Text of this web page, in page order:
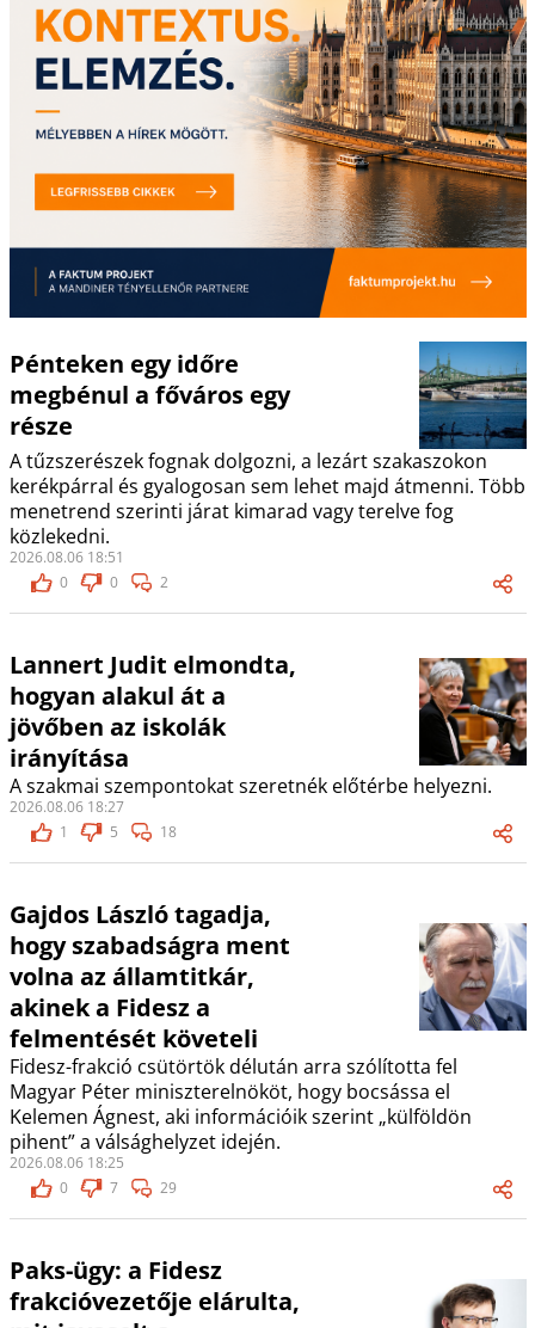
Pénteken egy időre
megbénul a főváros egy
része
A tűzszerészek fognak dolgozni, a lezárt szakaszokon
kerékpárral és gyalogosan sem lehet majd átmenni. Több
menetrend szerinti járat kimarad vagy terelve fog
közlekedni.
2026.08.06 18:51
0
0 2
Lannert Judit elmondta,
hogyan alakul át a
jövőben az iskolák
irányítása
A szakmai szempontokat szeretnék előtérbe helyezni.
2026.08.06 18:27
1
5 18
Gajdos László tagadja,
hogy szabadságra ment
volna az államtitkár,
akinek a Fidesz a
felmentését követeli
Fidesz-frakció csütörtök délután arra szólította fel
Magyar Péter miniszterelnököt, hogy bocsássa el
Kelemen Ágnest, aki információik szerint „külföldön
pihent” a válsághelyzet idején.
2026.08.06 18:25
0
7 29
Paks-ügy: a Fidesz
frakcióvezetője elárulta,